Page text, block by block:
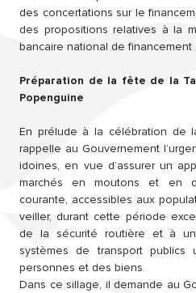
des concertations sur le
des propositions relatives à la
bancaire national de
Préparation de la fête de la
Popenguine
En prélude à la célébration de
rappelle au Gouvernement
idoines, en vue d’assurer un
marchés en moutons et en
courante, accessibles aux
veiller, durant cette période
de la sécurité routière et à
systèmes de transport publics
personnes et des biens.
Dans ce sillage, il demande au